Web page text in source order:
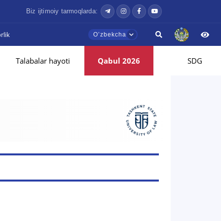
Biz ijtimoiy tarmoqlarda:
Oʼzbekcha
Talabalar hayoti Qabul 2026 SDG